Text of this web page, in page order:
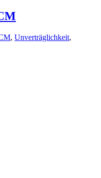
, Unverträglichkeit,